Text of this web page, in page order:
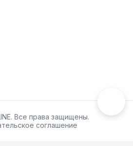
Все права защищены.
соглашение